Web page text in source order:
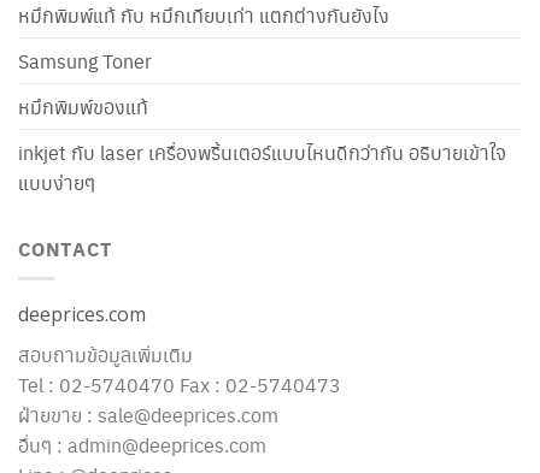
หมึกพิมพ์แท้ กับ หมึกเทียบเท่า แตกต่างกันยังไง
Samsung Toner
หมึกพิมพ์ของแท้
inkjet กับ laser เครื่องพริ้นเตอร์แบบไหนดีกว่ากัน อธิบายเข้าใจ
แบบง่ายๆ
CONTACT
deeprices.com
สอบถามข้อมูลเพิ่มเติม
Tel : 02-5740470 Fax : 02-5740473
ฝ่ายขาย : sale@deeprices.com
อื่นๆ : admin@deeprices.com